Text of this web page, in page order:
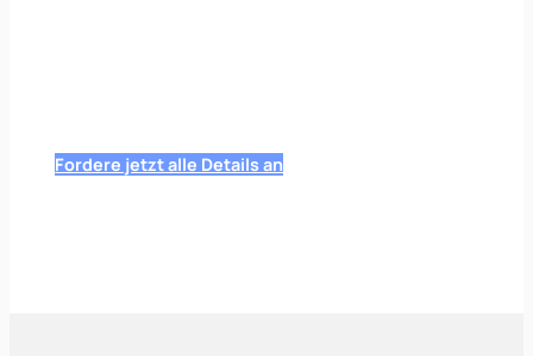
Fordere jetzt alle Details an